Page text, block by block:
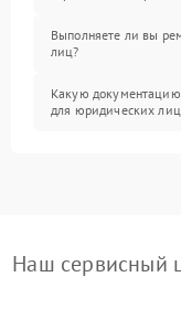
Выполняете ли вы
лиц?
Какую документацию
для юридических
Наш сервисный